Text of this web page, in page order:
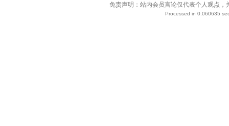
免责声明：站内会员言论仅代表个人观点
Processed in 0.060635